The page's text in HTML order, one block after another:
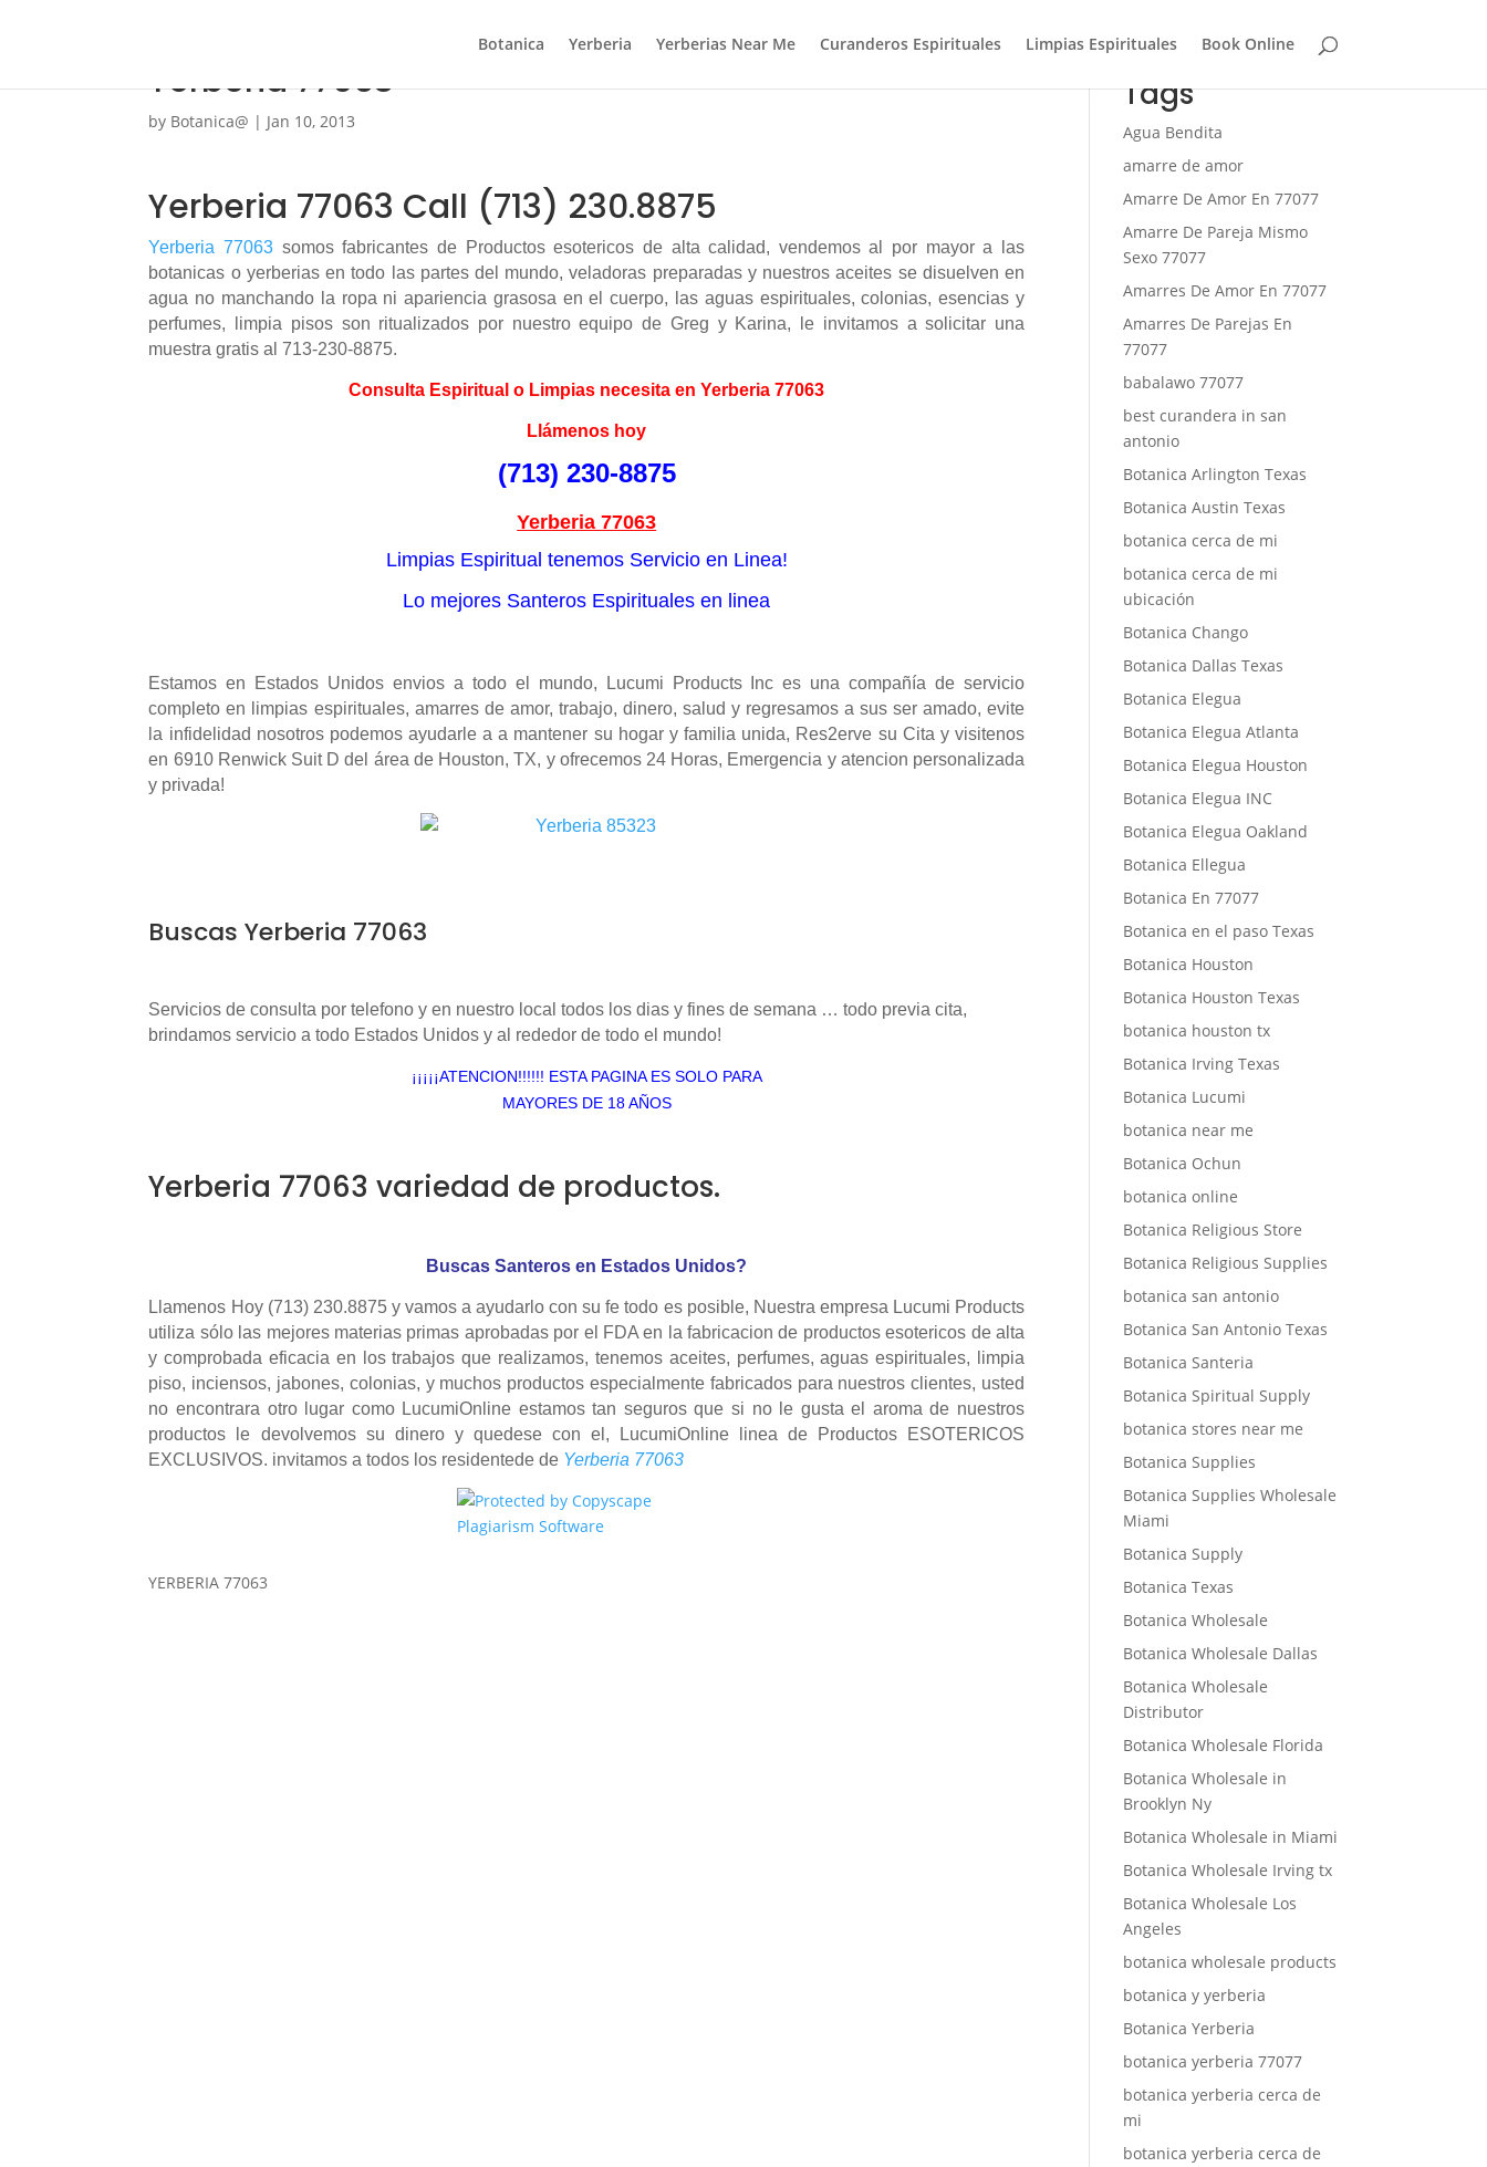
Botanica Yerberia Yerberias Near Me Curanderos Espirituales Limpias Espirituales Book Online
Yerberia 77063
by Botanica@ | Jan 10, 2013
Yerberia 77063 Call (713) 230.8875
Yerberia 77063 somos fabricantes de Productos esotericos de alta calidad, vendemos al por mayor a las
botanicas o yerberias en todo las partes del mundo, veladoras preparadas y nuestros aceites se disuelven en
agua no manchando la ropa ni apariencia grasosa en el cuerpo, las aguas espirituales, colonias, esencias y
perfumes, limpia pisos son ritualizados por nuestro equipo de Greg y Karina, le invitamos a solicitar una
muestra gratis al 713-230-8875.
Consulta Espiritual o Limpias necesita en Yerberia 77063
Llámenos hoy
(713) 230-8875
Yerberia 77063
Limpias Espiritual tenemos Servicio en Linea!
Lo mejores Santeros Espirituales en linea
Estamos en Estados Unidos envios a todo el mundo, Lucumi Products Inc es una compañía de servicio
completo en limpias espirituales, amarres de amor, trabajo, dinero, salud y regresamos a sus ser amado, evite
la infidelidad nosotros podemos ayudarle a a mantener su hogar y familia unida, Res2erve su Cita y visitenos
en 6910 Renwick Suit D del área de Houston, TX, y ofrecemos 24 Horas, Emergencia y atencion personalizada
y privada!
Buscas Yerberia 77063
Servicios de consulta por telefono y en nuestro local todos los dias y fines de semana … todo previa cita,
brindamos servicio a todo Estados Unidos y al rededor de todo el mundo!
¡¡¡¡¡ATENCION!!!!!! ESTA PAGINA ES SOLO PARA
MAYORES DE 18 AÑOS
Yerberia 77063 variedad de productos.
Buscas Santeros en Estados Unidos?
Llamenos Hoy (713) 230.8875 y vamos a ayudarlo con su fe todo es posible, Nuestra empresa Lucumi Products
utiliza sólo las mejores materias primas aprobadas por el FDA en la fabricacion de productos esotericos de alta
y comprobada eficacia en los trabajos que realizamos, tenemos aceites, perfumes, aguas espirituales, limpia
piso, inciensos, jabones, colonias, y muchos productos especialmente fabricados para nuestros clientes, usted
no encontrara otro lugar como LucumiOnline estamos tan seguros que si no le gusta el aroma de nuestros
productos le devolvemos su dinero y quedese con el, LucumiOnline linea de Productos ESOTERICOS
EXCLUSIVOS. invitamos a todos los residentede de Yerberia 77063
YERBERIA 77063
Tags
Agua Bendita
amarre de amor
Amarre De Amor En 77077
Amarre De Pareja Mismo
Sexo 77077
Amarres De Amor En 77077
Amarres De Parejas En
77077
babalawo 77077
best curandera in san
antonio
Botanica Arlington Texas
Botanica Austin Texas
botanica cerca de mi
botanica cerca de mi
ubicación
Botanica Chango
Botanica Dallas Texas
Botanica Elegua
Botanica Elegua Atlanta
Botanica Elegua Houston
Botanica Elegua INC
Botanica Elegua Oakland
Botanica Ellegua
Botanica En 77077
Botanica en el paso Texas
Botanica Houston
Botanica Houston Texas
botanica houston tx
Botanica Irving Texas
Botanica Lucumi
botanica near me
Botanica Ochun
botanica online
Botanica Religious Store
Botanica Religious Supplies
botanica san antonio
Botanica San Antonio Texas
Botanica Santeria
Botanica Spiritual Supply
botanica stores near me
Botanica Supplies
Botanica Supplies Wholesale
Miami
Botanica Supply
Botanica Texas
Botanica Wholesale
Botanica Wholesale Dallas
Botanica Wholesale
Distributor
Botanica Wholesale Florida
Botanica Wholesale in
Brooklyn Ny
Botanica Wholesale in Miami
Botanica Wholesale Irving tx
Botanica Wholesale Los
Angeles
botanica wholesale products
botanica y yerberia
Botanica Yerberia
botanica yerberia 77077
botanica yerberia cerca de
mi
botanica yerberia cerca de